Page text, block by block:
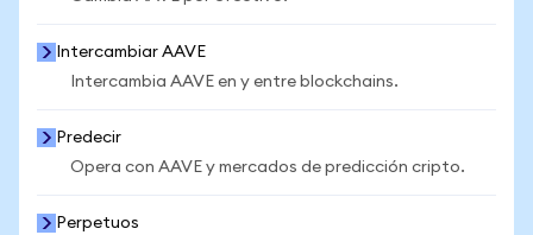
Intercambiar AAVE
Intercambia AAVE en y entre blockchains.
Predecir
Opera con AAVE y mercados de predicción cripto.
Perpetuos